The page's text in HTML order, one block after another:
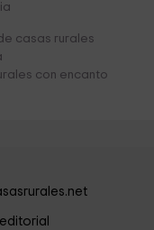
casas rurales
con encanto